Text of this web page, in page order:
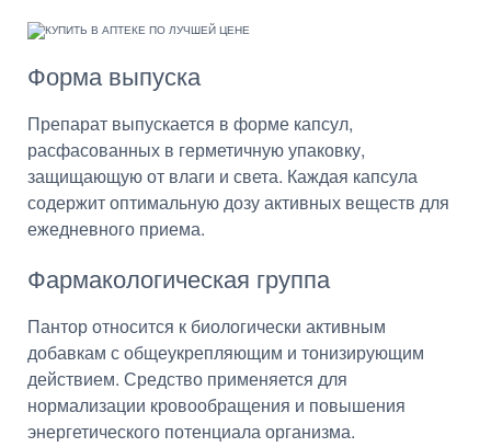
Форма выпуска
Препарат выпускается в форме капсул,
расфасованных в герметичную упаковку,
защищающую от влаги и света. Каждая капсула
содержит оптимальную дозу активных веществ для
ежедневного приема.
Фармакологическая группа
Пантор относится к биологически активным
добавкам с общеукрепляющим и тонизирующим
действием. Средство применяется для
нормализации кровообращения и повышения
энергетического потенциала организма.